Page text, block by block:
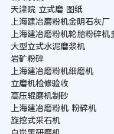
天津院 立式磨 图纸
上海建冶磨粉机金明石灰厂
上海建冶磨粉机轮胎粉碎机
大型立式水泥磨浆机
岩矿粉碎
上海建冶磨粉机细磨机
立磨机检修验收
高压辊磨机制砂
上海建冶磨粉机 粉碎机
旋挖式采石机